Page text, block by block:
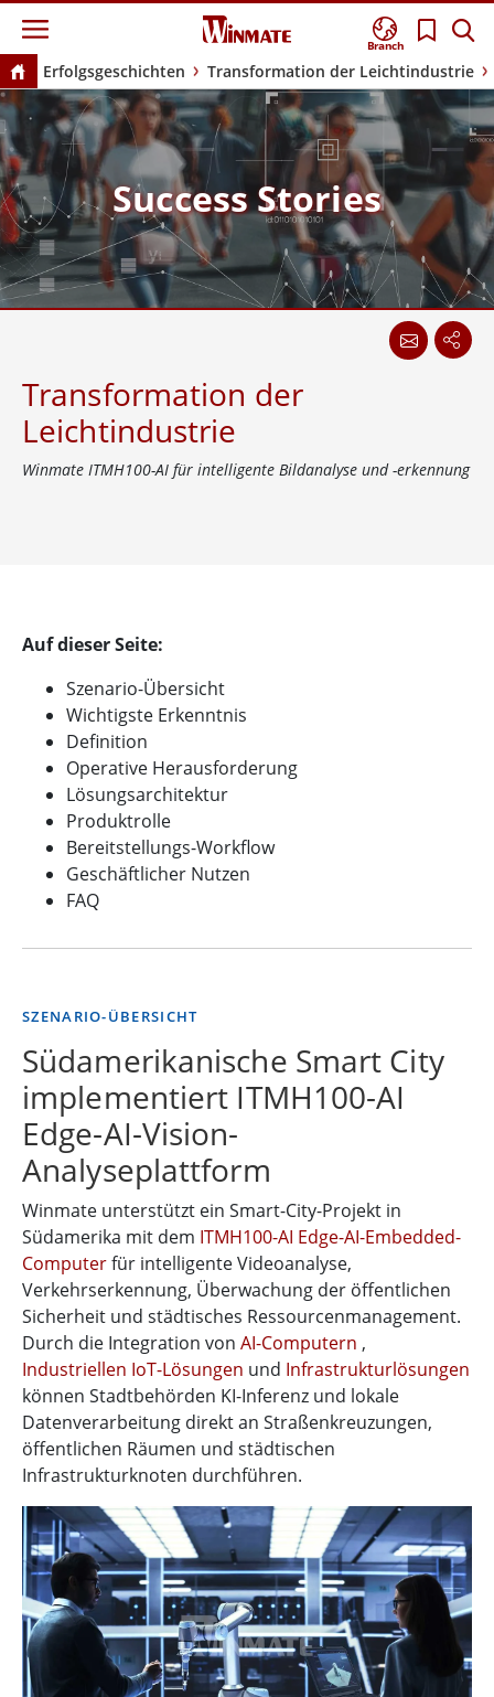
Branch
Erfolgsgeschichten Transformation der Leichtindustrie
Success Stories
Transformation der
Leichtindustrie
Winmate ITMH100-AI für intelligente Bildanalyse und -erkennung
Auf dieser Seite:
Szenario-Übersicht
Wichtigste Erkenntnis
Definition
Operative Herausforderung
Lösungsarchitektur
Produktrolle
Bereitstellungs-Workflow
Geschäftlicher Nutzen
FAQ
SZENARIO-ÜBERSICHT
Südamerikanische Smart City
implementiert ITMH100-AI
Edge-AI-Vision-
Analyseplattform
Winmate unterstützt ein Smart-City-Projekt in
Südamerika mit dem ITMH100-AI Edge-AI-Embedded-
Computerfür intelligente Videoanalyse,
Verkehrserkennung, Überwachung der öffentlichen
Sicherheit und städtisches Ressourcenmanagement.
Durch die Integration von AI-Computern ,
Industriellen IoT-Lösungen und Infrastrukturlösungen
können Stadtbehörden KI-Inferenz und lokale
Datenverarbeitung direkt an Straßenkreuzungen,
öffentlichen Räumen und städtischen
Infrastrukturknoten durchführen.